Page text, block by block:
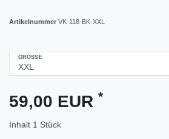
Artikelnummer VK-118-BK-XXL
GRÖSSE
59,00 EUR *
Inhalt 1 Stück